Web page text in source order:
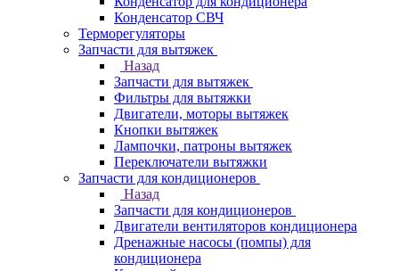
Конденсатор СВЧ
Терморегуляторы
Запчасти для вытяжек
Назад
Запчасти для вытяжек
Фильтры для вытяжки
Двигатели, моторы вытяжек
Кнопки вытяжек
Лампочки, патроны вытяжек
Переключатели вытяжки
Запчасти для кондиционеров
Назад
Запчасти для кондиционеров
Двигатели вентиляторов кондиционера
Дренажные насосы (помпы) для
кондиционера